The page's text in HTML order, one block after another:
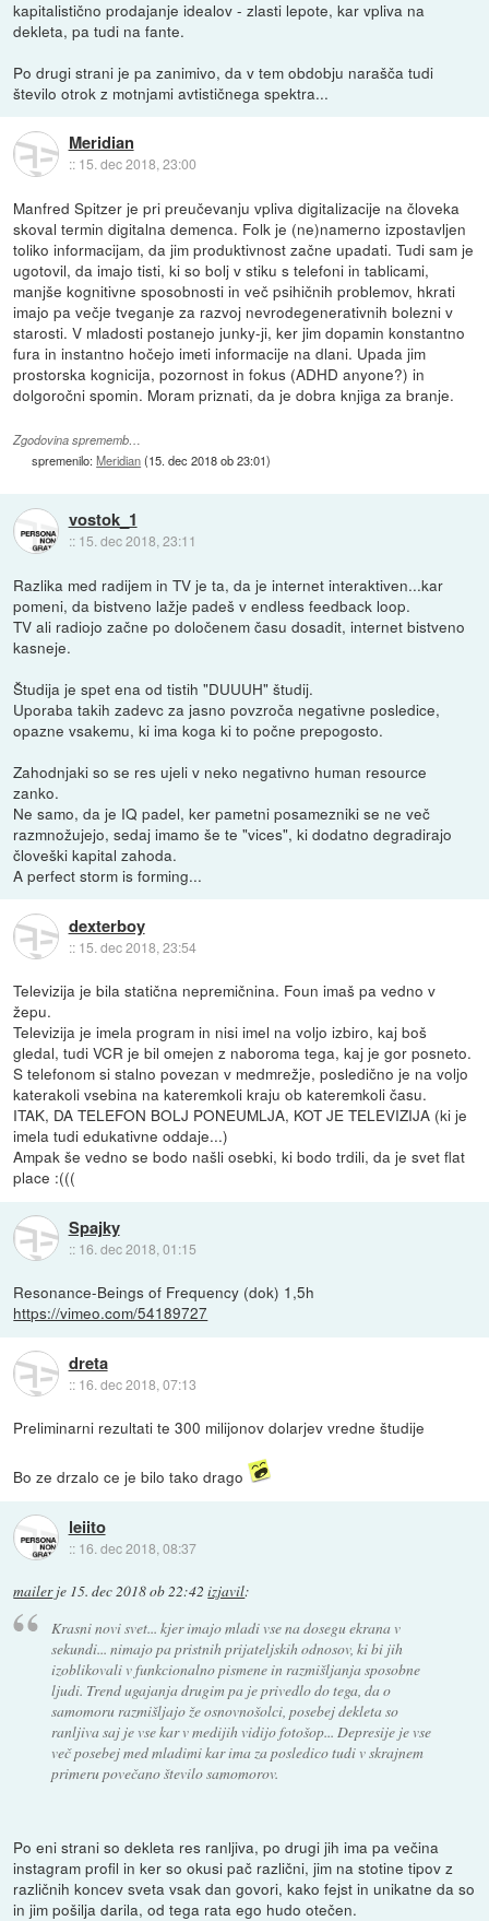
kapitalistično prodajanje idealov - zlasti lepote, kar vpliva na
dekleta, pa tudi na fante.
Po drugi strani je pa zanimivo, da v tem obdobju narašča tudi
število otrok z motnjami avtističnega spektra...
Meridian
:: 15. dec 2018, 23:00
Manfred Spitzer je pri preučevanju vpliva digitalizacije na človeka
skoval termin digitalna demenca. Folk je (ne)namerno izpostavljen
toliko informacijam, da jim produktivnost začne upadati. Tudi sam je
ugotovil, da imajo tisti, ki so bolj v stiku s telefoni in tablicami,
manjše kognitivne sposobnosti in več psihičnih problemov, hkrati
imajo pa večje tveganje za razvoj nevrodegenerativnih bolezni v
starosti. V mladosti postanejo junky-ji, ker jim dopamin konstantno
fura in instantno hočejo imeti informacije na dlani. Upada jim
prostorska kognicija, pozornost in fokus (ADHD anyone?) in
dolgoročni spomin. Moram priznati, da je dobra knjiga za branje.
Zgodovina sprememb…
spremenilo:Meridian(15. dec 2018 ob 23:01)
vostok_1
:: 15. dec 2018, 23:11
Razlika med radijem in TV je ta, da je internet interaktiven...kar
pomeni, da bistveno lažje padeš v endless feedback loop.
TV ali radiojo začne po določenem času dosadit, internet bistveno
kasneje.
Študija je spet ena od tistih "DUUUH" študij.
Uporaba takih zadevc za jasno povzroča negativne posledice,
opazne vsakemu, ki ima koga ki to počne prepogosto.
Zahodnjaki so se res ujeli v neko negativno human resource
zanko.
Ne samo, da je IQ padel, ker pametni posamezniki se ne več
razmnožujejo, sedaj imamo še te "vices", ki dodatno degradirajo
človeški kapital zahoda.
A perfect storm is forming...
dexterboy
:: 15. dec 2018, 23:54
Televizija je bila statična nepremičnina. Foun imaš pa vedno v
žepu.
Televizija je imela program in nisi imel na voljo izbiro, kaj boš
gledal, tudi VCR je bil omejen z naboroma tega, kaj je gor posneto.
S telefonom si stalno povezan v medmrežje, posledično je na voljo
katerakoli vsebina na kateremkoli kraju ob kateremkoli času.
ITAK, DA TELEFON BOLJ PONEUMLJA, KOT JE TELEVIZIJA (ki je
imela tudi edukativne oddaje...)
Ampak še vedno se bodo našli osebki, ki bodo trdili, da je svet flat
place :(((
Spajky
:: 16. dec 2018, 01:15
Resonance-Beings of Frequency (dok) 1,5h
https://vimeo.com/54189727
dreta
:: 16. dec 2018, 07:13
Preliminarni rezultati te 300 milijonov dolarjev vredne študije
Bo ze drzalo ce je bilo tako drago
leiito
:: 16. dec 2018, 08:37
mailerje 15. dec 2018 ob 22:42 izjavil:
Krasni novi svet... kjer imajo mladi vse na dosegu ekrana v
sekundi... nimajo pa pristnih prijateljskih odnosov, ki bi jih
izoblikovali v funkcionalno pismene in razmišljanja sposobne
ljudi. Trend ugajanja drugim pa je privedlo do tega, da o
samomoru razmišljajo že osnovnošolci, posebej dekleta so
ranljiva saj je vse kar v medijih vidijo fotošop... Depresije je vse
več posebej med mladimi kar ima za posledico tudi v skrajnem
primeru povečano število samomorov.
Po eni strani so dekleta res ranljiva, po drugi jih ima pa večina
instagram profil in ker so okusi pač različni, jim na stotine tipov z
različnih koncev sveta vsak dan govori, kako fejst in unikatne da so
in jim pošilja darila, od tega rata ego hudo otečen.